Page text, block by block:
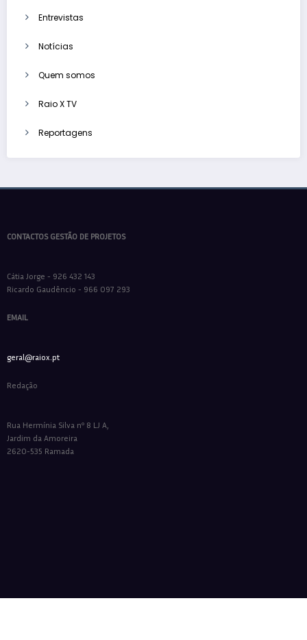
Entrevistas
Notícias
Quem somos
Raio X TV
Reportagens
CONTACTOS GESTÃO DE PROJETOS
Cátia Jorge - 926 432 143
Ricardo Gaudêncio - 966 097 293
EMAIL
geral@raiox.pt
Redação
Rua Hermínia Silva nº 8 LJ A,
Jardim da Amoreira
2620-535 Ramada